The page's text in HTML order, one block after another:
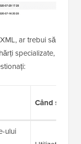
ar trebui să
specializate,
Când să o
ului